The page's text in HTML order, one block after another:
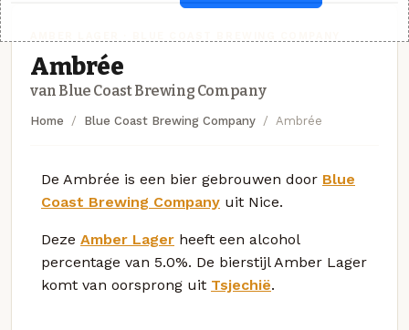
Ambrée
van Blue Coast Brewing Company
Home Blue Coast Brewing Company Ambrée
De Ambrée is een bier gebrouwen door Blue
Coast Brewing Company uit Nice.
Deze Amber Lager heeft een alcohol
percentage van 5.0%. De bierstijl Amber Lager
komt van oorsprong uit Tsjechië.